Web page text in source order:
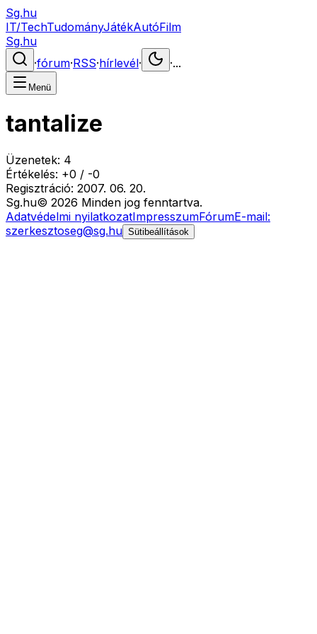
Sg.hu
IT/TechTudományJátékAutóFilm
Sg.hu
·fórum·RSS·hírlevél· ·...
Menü
tantalize
Üzenetek: 4
Értékelés: +0 / -0
Regisztráció: 2007. 06. 20.
Sg.hu© 2026 Minden jog fenntartva.
Adatvédelmi nyilatkozatImpresszumFórumE-mail:
szerkesztoseg@sg.hu Sütibeállítások